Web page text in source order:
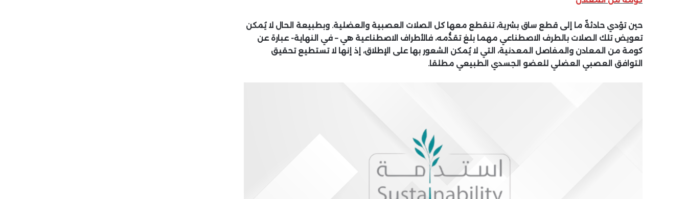
حين تؤدي حادثةٌ ما إلى قطع ساق بشرية، تنقطع معها كل الصلات العصبية والعضلية. وبطبيعة الحال لا يُمكن
تعويض تلك الصلات بالطرف الاصطناعي مهما بلغ تقدُّمه، فالأطراف الاصطناعية هي – في النهاية- عبارة عن
كومة من المعادن والمفاصل المعدنية، التي لا يُمكن الشعور بها على الإطلاق، إذ إنها لا تستطيع تحقيق
التوافق العصبي العضلي للعضو الجسدي الطبيعي مطلقا.